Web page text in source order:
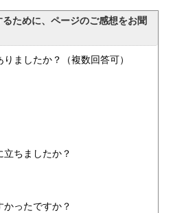
ために、ページのご感想をお聞
ましたか？（複数回答可）
立ちましたか？
かったですか？